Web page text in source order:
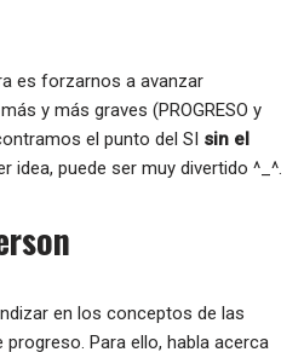
es forzarnos a avanzar
y más graves (PROGRESO y
el punto del SI sin el
idea, puede ser muy divertido ^_^.
en los conceptos de las
Para ello, habla acerca